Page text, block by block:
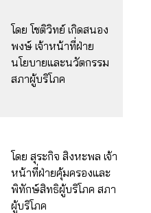
โดย โชติวิทย์ เกิดสนอง
พงษ์ เจ้าหน้าที่ฝ่าย
นโยบายและนวัตกรรม
สภาผู้บริโภค
โดย สุระกิจ สิงหะพล เจ้า
หน้าที่ฝ่ายคุ้มครองและ
พิทักษ์สิทธิผู้บริโภค สภา
ผู้บริโภค